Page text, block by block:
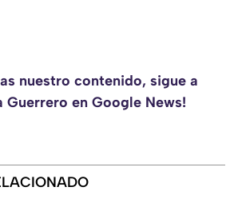
nuestro contenido, sigue a
Guerrero en Google News!